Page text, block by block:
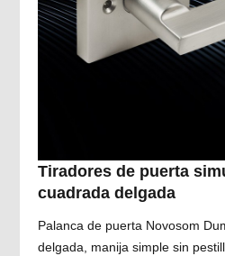
Tiradores de puerta
cuadrada delgada
Palanca de puerta Novosom
delgada, manija simple sin